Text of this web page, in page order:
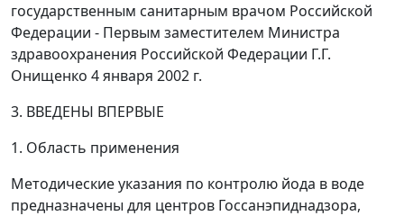
государственным санитарным врачом Российской
Федерации - Первым заместителем Министра
здравоохранения Российской Федерации Г.Г.
Онищенко 4 января 2002 г.
3. ВВЕДЕНЫ ВПЕРВЫЕ
1. Область применения
Методические указания по контролю йода в воде
предназначены для центров Госсанэпиднадзора,